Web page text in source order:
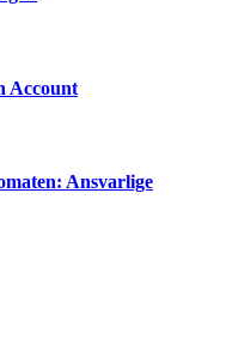
Account
Ansvarlige